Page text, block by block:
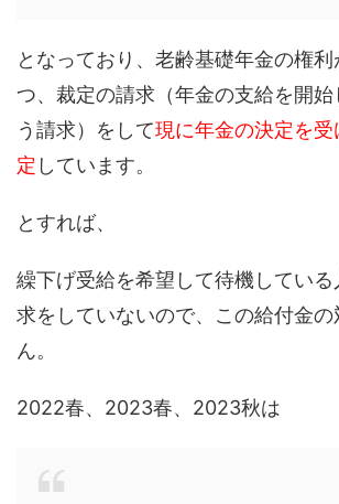
となっており、老齢基礎年金の権
つ、裁定の請求（年金の支給を開
う請求）をして現に年金の決定を
定 しています。
とすれば、
繰下げ受給を希望して待機してい
求をしていないので、この給付金
ん。
2022春、2023春、2023秋は